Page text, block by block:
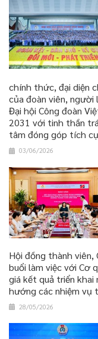
chính thức, đại diện
của đoàn viên, người
Đại hội Công đoàn
2031 với tinh thần
tâm đóng góp tích
03/06/2026
Hội đồng thành viên,
buổi làm việc với Cơ
giá kết quả triển khai
hướng các nhiệm vụ
28/05/2026